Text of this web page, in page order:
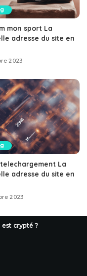
mon sport La
adresse du site en
2023
La
adresse du site en
2023
est crypté ?